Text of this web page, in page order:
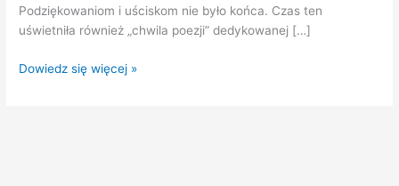
Podziękowaniom i uściskom nie było końca. Czas ten
uświetniła również „chwila poezji” dedykowanej […]
Pożegnanie
Dowiedz się więcej »